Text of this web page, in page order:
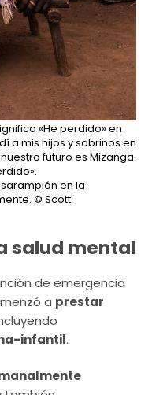
«He perdido» en
a mis hijos y sobrinos en
futuro es Mizanga.
en la
© Scott
salud mental
de emergencia
a prestar
infantil.